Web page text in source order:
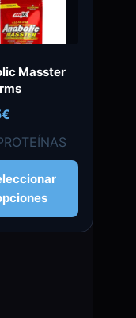
Masster
€